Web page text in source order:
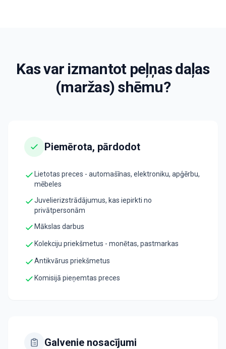
Kas var izmantot peļņas daļas
(maržas) shēmu?
Piemērota, pārdodot
Lietotas preces - automašīnas, elektroniku, apģērbu,
mēbeles
Juvelierizstrādājumus, kas iepirkti no
privātpersonām
Mākslas darbus
Kolekciju priekšmetus - monētas, pastmarkas
Antikvārus priekšmetus
Komisijā pieņemtas preces
Galvenie nosacījumi